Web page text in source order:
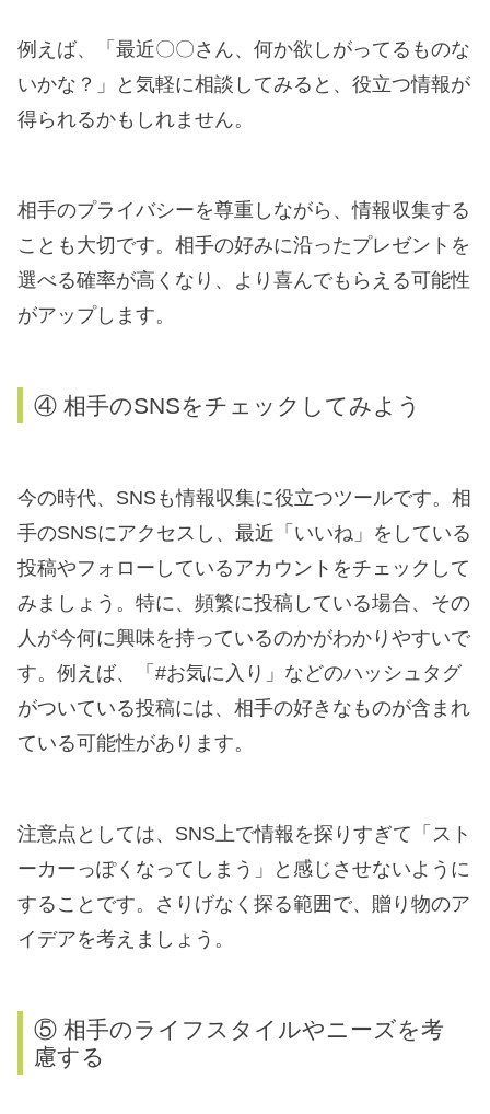
例えば、「最近〇〇さん、何か欲しがってるものな
いかな？」と気軽に相談してみると、役立つ情報が
得られるかもしれません。
相手のプライバシーを尊重しながら、情報収集する
ことも大切です。相手の好みに沿ったプレゼントを
選べる確率が高くなり、より喜んでもらえる可能性
がアップします。
④ 相手のSNSをチェックしてみよう
今の時代、SNSも情報収集に役立つツールです。相
手のSNSにアクセスし、最近「いいね」をしている
投稿やフォローしているアカウントをチェックして
みましょう。特に、頻繁に投稿している場合、その
人が今何に興味を持っているのかがわかりやすいで
す。例えば、「#お気に入り」などのハッシュタグ
がついている投稿には、相手の好きなものが含まれ
ている可能性があります。
注意点としては、SNS上で情報を探りすぎて「スト
ーカーっぽくなってしまう」と感じさせないように
することです。さりげなく探る範囲で、贈り物のア
イデアを考えましょう。
⑤ 相手のライフスタイルやニーズを考
慮する